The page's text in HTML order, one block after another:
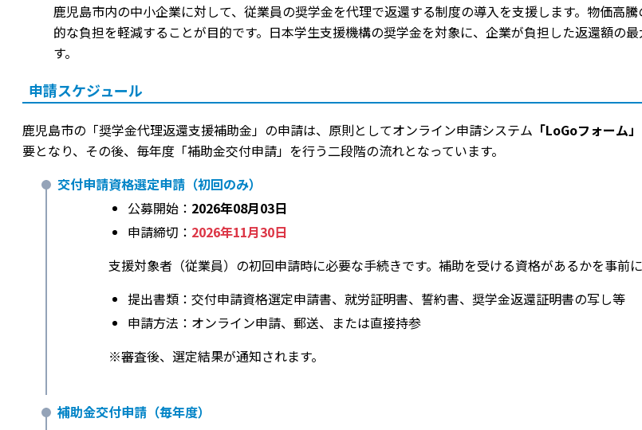
鹿児島市内の中小企業に対して、従業員の奨学金を代理で返還する制度の導入を支援します。物価高
的な負担を軽減することが目的です。日本学生支援機構の奨学金を対象に、企業が負担した返還額の
す。
申請スケジュール
鹿児島市の「奨学金代理返還支援補助金」の申請は、原則としてオンライン申請システム 「LoGoフォーム」
要となり、その後、毎年度「補助金交付申請」を行う二段階の流れとなっています。
交付申請資格選定申請（初回のみ）
公募開始： 2026年08月03日
申請締切： 2026年11月30日
支援対象者（従業員）の初回申請時に必要な手続きです。補助を受ける資格があるかを事前に
提出書類：交付申請資格選定申請書、就労証明書、誓約書、奨学金返還証明書の写し等
申請方法：オンライン申請、郵送、または直接持参
※審査後、選定結果が通知されます。
補助金交付申請（毎年度）